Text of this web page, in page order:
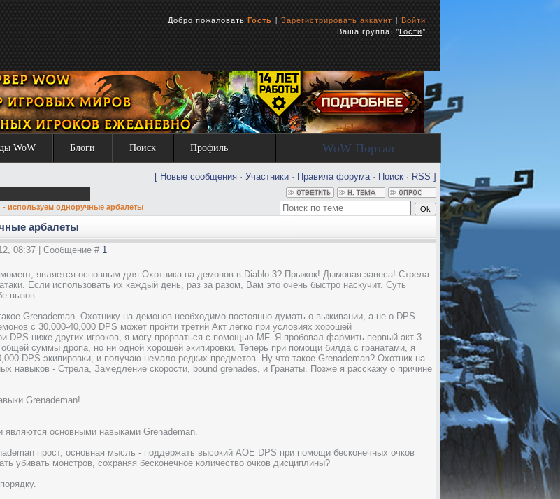
Добро пожаловать Гость | Зарегистрировать аккаунт | Войти
Ваша группа: "Гости"
WoW Блоги Поиск Профиль WoW Портал
[ Новые сообщения · Участники · Правила форума· Поиск · RSS ]
- используем одноручные арбалеты
арбалеты
08:37 | Сообщение # 1
является основным для Охотника на демонов в Diablo 3? Прыжок! Дымовая завеса! Стрела
Если использовать их каждый день, раз за разом, Вам это очень быстро наскучит. Суть
вызов.
Grenademan. Охотнику на демонов необходимо постоянно думать о выживании, а не о DPS.
с 30,000-40,000 DPS может пройти третий Акт легко при условиях хорошей
DPS ниже других игроков, я могу прорваться с помощью MF. Я пробовал фармить первый акт 3
суммы дропа, но ни одной хорошей экипировки. Теперь при помощи билда с гранатами, я
DPS экипировки, и получаю немало редких предметов. Ну что такое Grenademan? Охотник на
навыков - Стрела, Замедление скорости, bound grenades, и Гранаты. Позже я расскажу о причине
Grenademan!
основными навыками Grenademan.
прост, основная мысль - поддержать высокий AOE DPS при помощи бесконечных очков
убивать монстров, сохраняя бесконечное количество очков дисциплины?